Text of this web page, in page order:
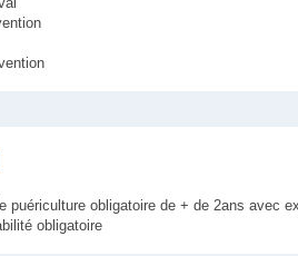
puériculture obligatoire de + de 2ans avec
obligatoire